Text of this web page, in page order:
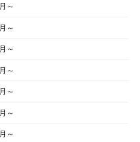
～
～
～
～
～
～
～